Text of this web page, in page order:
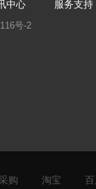
中心 服务支持
号-2
购 淘宝